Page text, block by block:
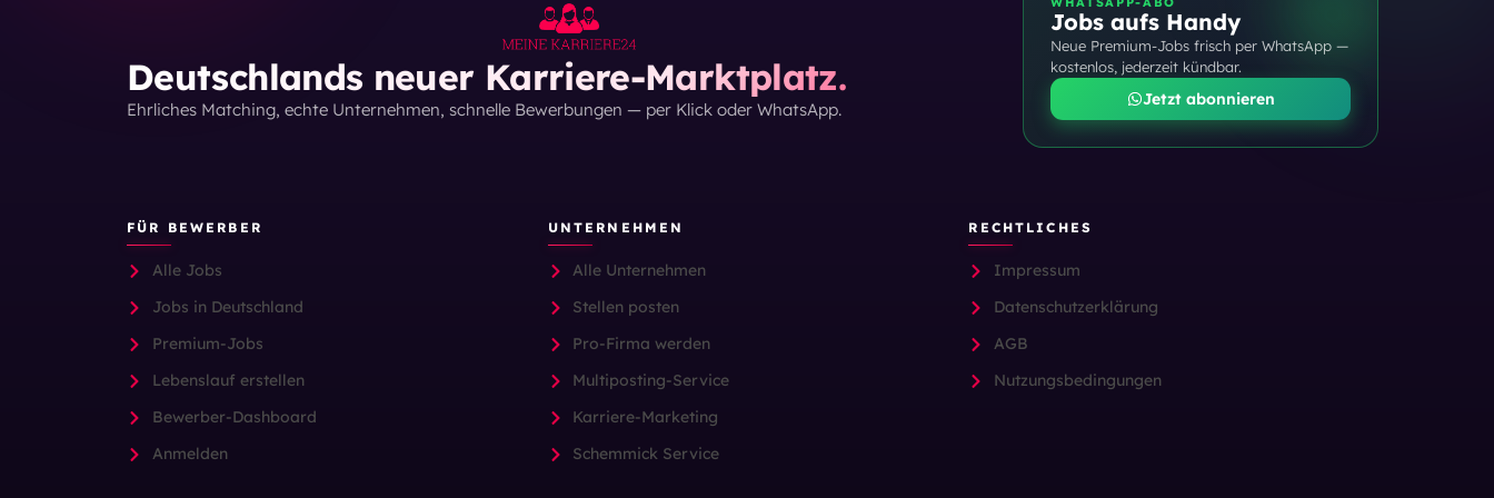
Deutschlands neuer Karriere-Marktplatz.
Ehrliches Matching, echte Unternehmen, schnelle Bewerbungen — per Klick oder WhatsApp.
Jobs aufs Handy
Neue Premium-Jobs frisch per WhatsApp —
kostenlos, jederzeit kündbar.
Jetzt abonnieren
FÜR BEWERBER
Alle Jobs
Jobs in Deutschland
Premium-Jobs
Lebenslauf erstellen
Bewerber-Dashboard
Anmelden
UNTERNEHMEN
Alle Unternehmen
Stellen posten
Pro-Firma werden
Multiposting-Service
Karriere-Marketing
Schemmick Service
RECHTLICHES
Impressum
Datenschutzerklärung
AGB
Nutzungsbedingungen